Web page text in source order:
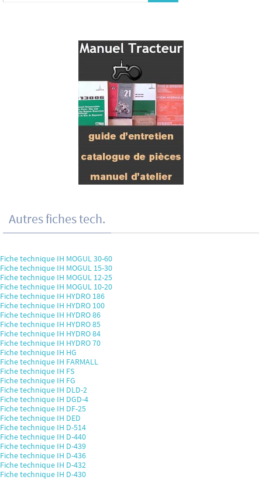
Autres fiches tech.
Fiche technique IH MOGUL 30-60
Fiche technique IH MOGUL 15-30
Fiche technique IH MOGUL 12-25
Fiche technique IH MOGUL 10-20
Fiche technique IH HYDRO 186
Fiche technique IH HYDRO 100
Fiche technique IH HYDRO 86
Fiche technique IH HYDRO 85
Fiche technique IH HYDRO 84
Fiche technique IH HYDRO 70
Fiche technique IH HG
Fiche technique IH FARMALL
Fiche technique IH FS
Fiche technique IH FG
Fiche technique IH DLD-2
Fiche technique IH DGD-4
Fiche technique IH DF-25
Fiche technique IH DED
Fiche technique IH D-514
Fiche technique IH D-440
Fiche technique IH D-439
Fiche technique IH D-436
Fiche technique IH D-432
Fiche technique IH D-430